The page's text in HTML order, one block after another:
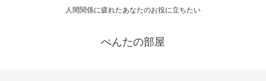
人間関係に疲れたあなたのお役に立ちたい
ぺんたの部屋